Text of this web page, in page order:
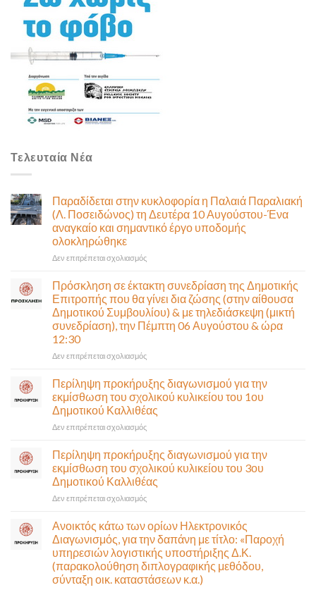
Τελευταία Νέα
Παραδίδεται στην κυκλοφορία η Παλαιά Παραλιακή
(Λ. Ποσειδώνος) τη Δευτέρα 10 Αυγούστου-Ένα
αναγκαίο και σημαντικό έργο υποδομής
ολοκληρώθηκε
Δεν επιτρέπεται σχολιασμόςστο
κυκλοφορία
η
Παλαιά
Παραλιακή
10
Αυγούστου-
Ένα
αναγκαίο
έργο
υποδομής
ολοκληρώθηκε
Πρόσκληση σε έκτακτη συνεδρίαση της Δημοτικής
Επιτροπής που θα γίνει δια ζώσης (στην αίθουσα
Δημοτικού Συμβουλίου) & με τηλεδιάσκεψη (μικτή
συνεδρίαση), την Πέμπτη 06 Αυγούστου & ώρα
12:30
Δεν επιτρέπεται σχολιασμόςστο
σε
έκτακτη
συνεδρίαση
της
Δημοτικής
που
θα
γίνει
δια
ζώσης
αίθουσα
Δημοτικού
Συμβουλίου)
&
με
τηλεδιάσκεψη
Περίληψη προκήρυξης διαγωνισμού για την
εκμίσθωση του σχολικού κυλικείου του 1ου
Δημοτικού Καλλιθέας
Δεν επιτρέπεται σχολιασμόςστο
προκήρυξης
διαγωνισμού
για
την
εκμίσθωση
σχολικού
κυλικείου
του
1ου
Δημοτικού
Καλλιθέας
Περίληψη προκήρυξης διαγωνισμού για την
εκμίσθωση του σχολικού κυλικείου του 3ου
Δημοτικού Καλλιθέας
Δεν επιτρέπεται σχολιασμόςστο
προκήρυξης
διαγωνισμού
για
την
εκμίσθωση
του
Ανοικτός κάτω των ορίων Ηλεκτρονικός
Διαγωνισμός, για την δαπάνη με τίτλο: «Παροχή
υπηρεσιών λογιστικής υποστήριξης Δ.Κ.
(παρακολούθηση διπλογραφικής μεθόδου,
σύνταξη οικ. καταστάσεων κ.α.)